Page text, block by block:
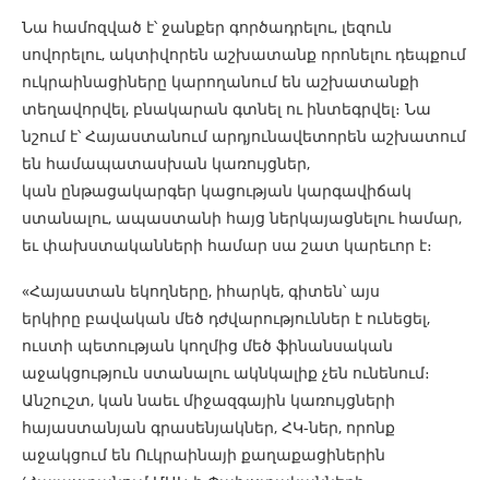
Նա համոզված է՝ ջանքեր գործադրելու, լեզուն
սովորելու, ակտիվորեն աշխատանք որոնելու դեպքում
ուկրաինացիները կարողանում են աշխատանքի
տեղավորվել, բնակարան գտնել ու ինտեգրվել։ Նա
նշում է՝ Հայաստանում արդյունավետորեն աշխատում
են համապատասխան կառույցներ,
կան ընթացակարգեր կացության կարգավիճակ
ստանալու, ապաստանի հայց ներկայացնելու համար,
եւ փախստականների համար սա շատ կարեւոր է։
«Հայաստան եկողները, իհարկե, գիտեն՝ այս
երկիրը բավական մեծ դժվարություններ է ունեցել,
ուստի պետության կողմից մեծ ֆինանսական
աջակցություն ստանալու ակնկալիք չեն ունենում։
Անշուշտ, կան նաեւ միջազգային կառույցների
հայաստանյան գրասենյակներ, ՀԿ-ներ, որոնք
աջակցում են Ուկրաինայի քաղաքացիներին